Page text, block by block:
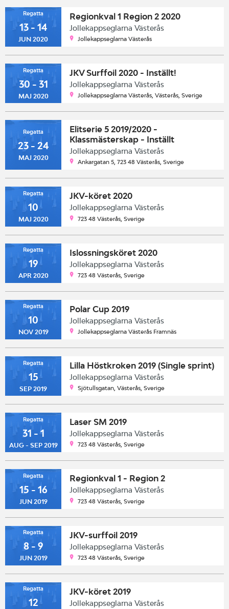
Regatta
13 - 14
JUN 2020
Regionkval 1 Region 2 2020
Jollekappseglarna Västerås
Jollekappseglarna Västerås
Regatta
30 - 31
MAJ 2020
JKV Surffoil 2020 - Inställt!
Jollekappseglarna Västerås
Jollekappseglarna Västerås, Västerås, Sverige
Regatta
23 - 24
MAJ 2020
Elitserie 5 2019/2020 -
Klassmästerskap - Inställt
Jollekappseglarna Västerås
Ankargatan 5, 723 48 Västerås, Sverige
Regatta
10
MAJ 2020
JKV-köret 2020
Jollekappseglarna Västerås
723 48 Västerås, Sverige
Regatta
19
APR 2020
Islossningsköret 2020
Jollekappseglarna Västerås
723 48 Västerås, Sverige
Regatta
10
NOV 2019
Polar Cup 2019
Jollekappseglarna Västerås
Jollekappseglarna Västerås Framnäs
Regatta
15
SEP 2019
Lilla Höstkroken 2019 (Single sprint)
Jollekappseglarna Västerås
Sjötullsgatan, Västerås, Sverige
Regatta
31 - 1
AUG - SEP 2019
Laser SM 2019
Jollekappseglarna Västerås
723 48 Västerås, Sverige
Regatta
15 - 16
JUN 2019
Regionkval 1 - Region 2
Jollekappseglarna Västerås
723 48 Västerås, Sverige
Regatta
8 - 9
JUN 2019
JKV-surffoil 2019
Jollekappseglarna Västerås
723 48 Västerås, Sverige
Regatta
12
JKV-köret 2019
Jollekappseglarna Västerås